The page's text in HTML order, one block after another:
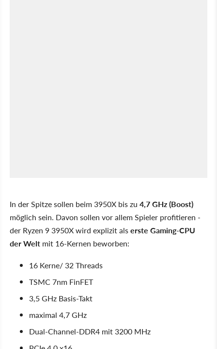
In der Spitze sollen beim 3950X bis zu 4,7 GHz(Boost)
möglich sein. Davon sollen vor allem Spieler profitieren -
der Ryzen 9 3950X wird explizit alserste Gaming-CPU
der Welt mit 16-Kernen beworben:
16 Kerne/ 32 Threads
TSMC 7nm FinFET
3,5 GHz Basis-Takt
maximal 4,7 GHz
Dual-Channel-DDR4 mit 3200 MHz